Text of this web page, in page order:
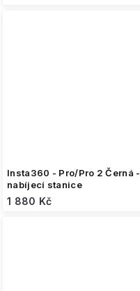
Insta360 - Pro/Pro 2 Černá -
nabíjecí stanice
1 880 Kč